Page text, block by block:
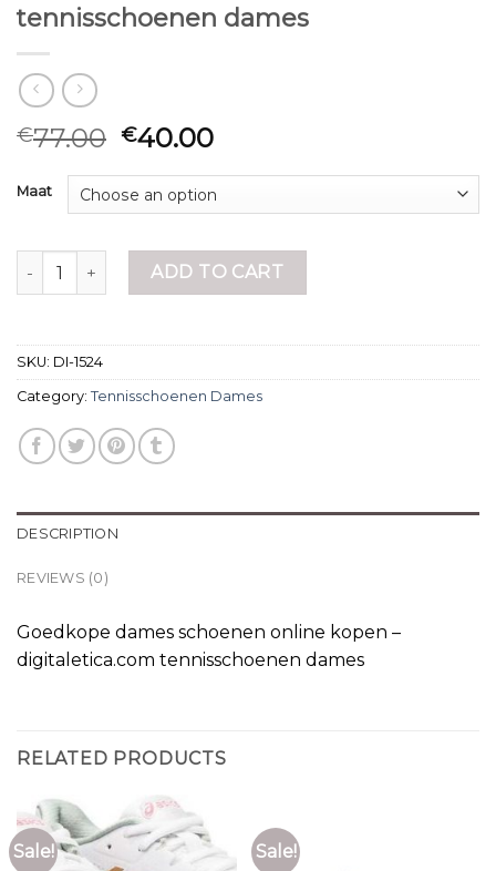
tennisschoenen dames
€77.00 €40.00
Maat
tennisschoenen dames quantity
ADD TO CART
SKU: DI-1524
Category: Tennisschoenen Dames
DESCRIPTION
REVIEWS (0)
Goedkope dames schoenen online kopen –
digitaletica.com tennisschoenen dames
RELATED PRODUCTS
Sale! Sale!